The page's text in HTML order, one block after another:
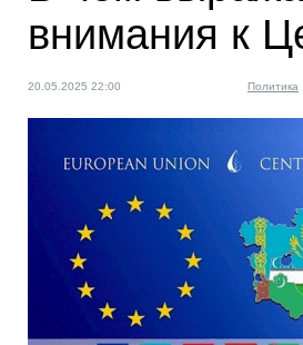
внимания к
20.05.2025 22:00 Политика